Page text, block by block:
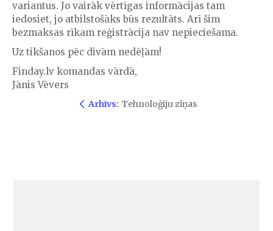
variantus. Jo vairāk vērtīgas informācijas tam
iedosiet, jo atbilstošāks būs rezultāts. Arī šim
bezmaksas rīkam reģistrācija nav nepieciešama.
Uz tikšanos pēc divām nedēļām!
Finday.lv komandas vārdā,
Jānis Vēvers
Arhīvs: Tehnoloģiju ziņas